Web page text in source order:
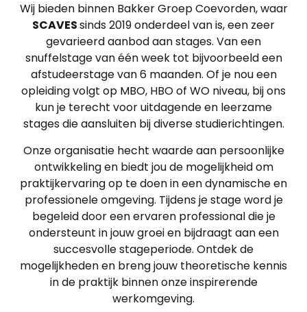
Wij bieden binnen Bakker Groep Coevorden, waar
SCAVESsinds 2019 onderdeel van is, een zeer
gevarieerd aanbod aan stages. Van een
snuffelstage van één week tot bijvoorbeeld een
afstudeerstage van 6 maanden. Of je nou een
opleiding volgt op MBO, HBO of WO niveau, bij ons
kun je terecht voor uitdagende en leerzame
stages die aansluiten bij diverse studierichtingen.
Onze organisatie hecht waarde aan persoonlijke
ontwikkeling en biedt jou de mogelijkheid om
praktijkervaring op te doen in een dynamische en
professionele omgeving. Tijdens je stage word je
begeleid door een ervaren professional die je
ondersteunt in jouw groei en bijdraagt aan een
succesvolle stageperiode. Ontdek de
mogelijkheden en breng jouw theoretische kennis
in de praktijk binnen onze inspirerende
werkomgeving.